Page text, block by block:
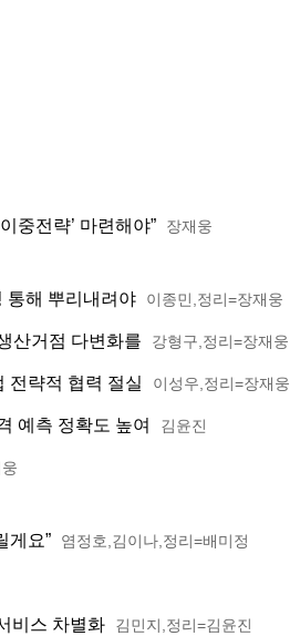
중전략’ 마련해야” 장재웅
통해 뿌리내려야 이종민,정리=장재웅
산거점 다변화를 강형구,정리=장재웅
전략적 협력 절실 이성우,정리=장재웅
예측 정확도 높여 김윤진
게요” 염정호,김이나,정리=배미정
비스 차별화 김민지,정리=김윤진